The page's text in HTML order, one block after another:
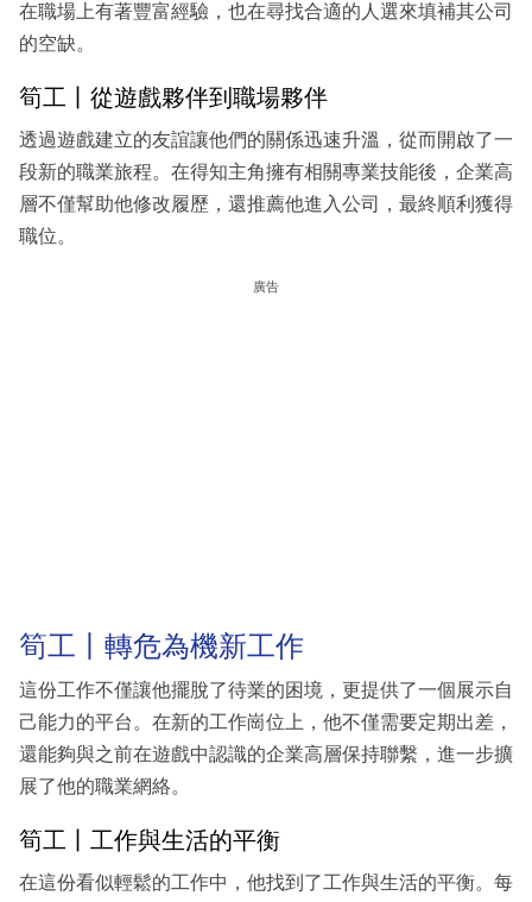
在職場上有著豐富經驗，也在尋找合適的人選來填補其公司
的空缺。
筍工丨從遊戲夥伴到職場夥伴
透過遊戲建立的友誼讓他們的關係迅速升溫，從而開啟了一
段新的職業旅程。在得知主角擁有相關專業技能後，企業高
層不僅幫助他修改履歷，還推薦他進入公司，最終順利獲得
職位。
廣告
筍工丨轉危為機新工作
這份工作不僅讓他擺脫了待業的困境，更提供了一個展示自
己能力的平台。在新的工作崗位上，他不僅需要定期出差，
還能夠與之前在遊戲中認識的企業高層保持聯繫，進一步擴
展了他的職業網絡。
筍工丨工作與生活的平衡
在這份看似輕鬆的工作中，他找到了工作與生活的平衡。每